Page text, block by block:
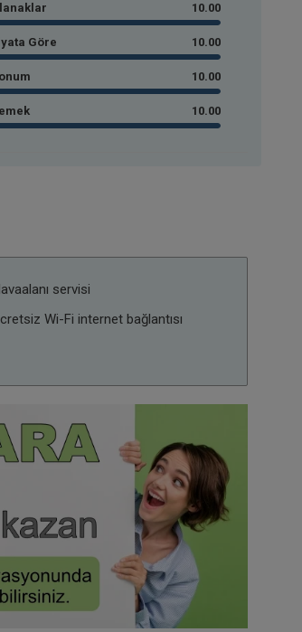
10.00
Göre 10.00
10.00
10.00
servisi
Wi-Fi internet bağlantısı